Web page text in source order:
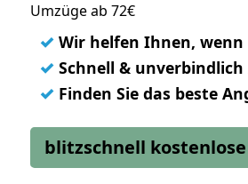
Umzüge ab 72€
✓ Wir helfen Ihnen,
✓ Schnell &
✓ Finden Sie das beste
blitzschnell